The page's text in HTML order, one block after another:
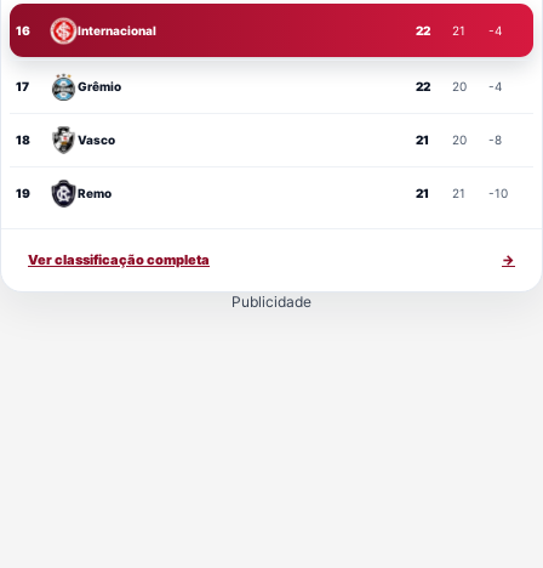
16 Internacional 22 21 -4
17 Grêmio 22 20 -4
18 Vasco 21 20 -8
19 Remo 21 21 -10
Ver classificação completa →
Publicidade